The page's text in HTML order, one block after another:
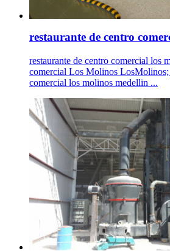
restaurante de centro
restaurante de centro comercial los
comercial Los Molinos LosMolinos;
comercial los molinos medellin ...